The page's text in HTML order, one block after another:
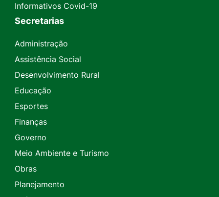
Informativos Covid-19
Secretarias
Administração
Assistência Social
Desenvolvimento Rural
Educação
Esportes
Finanças
Governo
Meio Ambiente e Turismo
Obras
Planejamento